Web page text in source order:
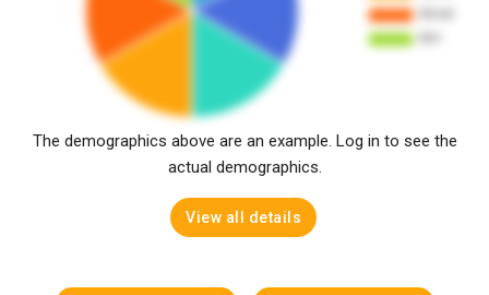
The demographics above are an example. Log in to see the
actual demographics.
View all details